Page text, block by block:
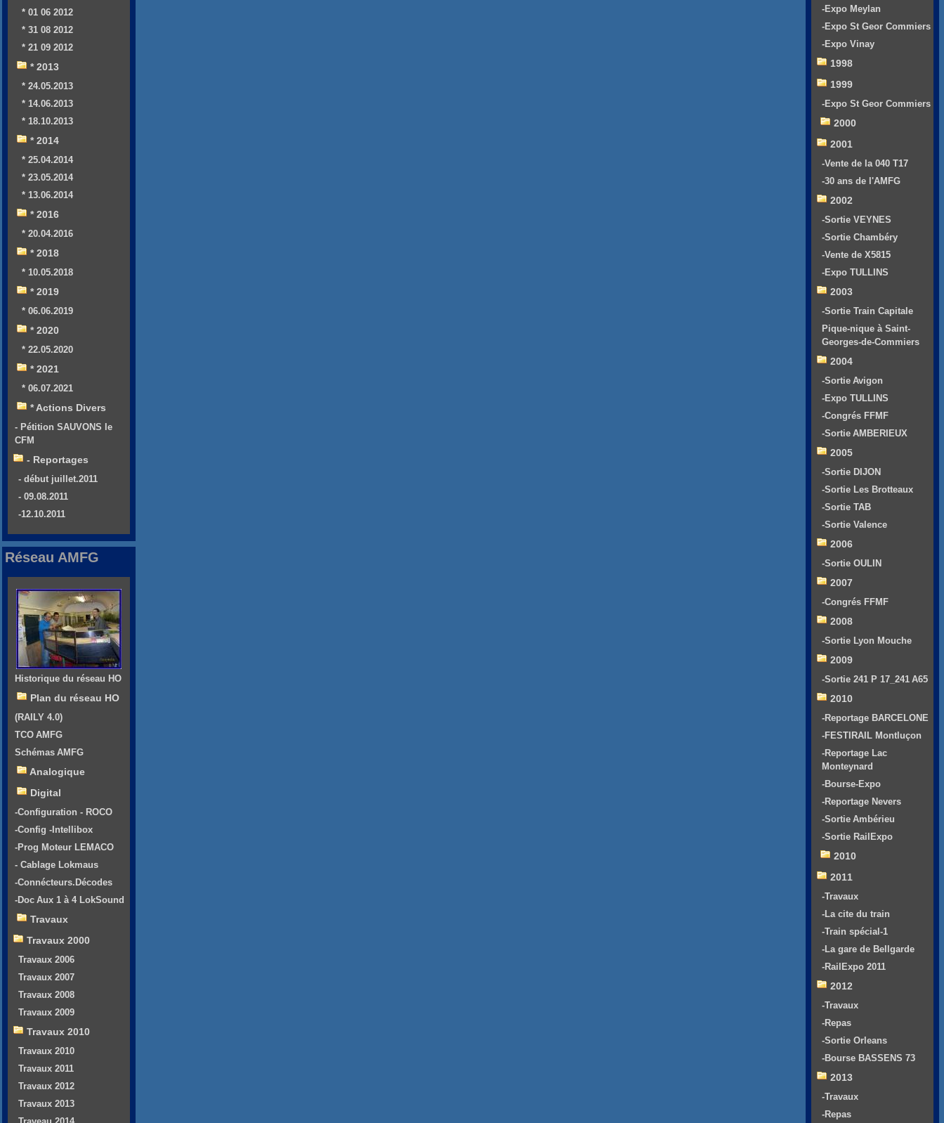
* 01 06 2012
* 31 08 2012
* 21 09 2012
* 2013
* 24.05.2013
* 14.06.2013
* 18.10.2013
* 2014
* 25.04.2014
* 23.05.2014
* 13.06.2014
* 2016
* 20.04.2016
* 2018
* 10.05.2018
* 2019
* 06.06.2019
* 2020
* 22.05.2020
* 2021
* 06.07.2021
* Actions Divers
- Pétition SAUVONS le
CFM
- Reportages
- début juillet.2011
- 09.08.2011
-12.10.2011
Réseau AMFG
Historique du réseau HO
Plan du réseau HO
(RAILY 4.0)
TCO AMFG
Schémas AMFG
Analogique
Digital
-Configuration - ROCO
-Config -Intellibox
-Prog Moteur LEMACO
- Cablage Lokmaus
-Connécteurs.Décodes
-Doc Aux 1 à 4 LokSound
Travaux
Travaux 2000
Travaux 2006
Travaux 2007
Travaux 2008
Travaux 2009
Travaux 2010
Travaux 2010
Travaux 2011
Travaux 2012
Travaux 2013
-Expo Meylan
-Expo St Geor Commiers
-Expo Vinay
1998
1999
-Expo St Geor Commiers
2000
2001
-Vente de la 040 T17
-30 ans de l'AMFG
2002
-Sortie VEYNES
-Sortie Chambéry
-Vente de X5815
-Expo TULLINS
2003
-Sortie Train Capitale
Pique-nique à Saint-
Georges-de-Commiers
2004
-Sortie Avigon
-Expo TULLINS
-Congrés FFMF
-Sortie AMBERIEUX
2005
-Sortie DIJON
-Sortie Les Brotteaux
-Sortie TAB
-Sortie Valence
2006
-Sortie OULIN
2007
-Congrés FFMF
2008
-Sortie Lyon Mouche
2009
-Sortie 241 P 17_241 A65
2010
-Reportage BARCELONE
-FESTIRAIL Montluçon
-Reportage Lac
Monteynard
-Bourse-Expo
-Reportage Nevers
-Sortie Ambérieu
-Sortie RailExpo
2010
2011
-Travaux
-La cite du train
-Train spécial-1
-La gare de Bellgarde
-RailExpo 2011
2012
-Travaux
-Repas
-Sortie Orleans
-Bourse BASSENS 73
2013
-Travaux
-Repas